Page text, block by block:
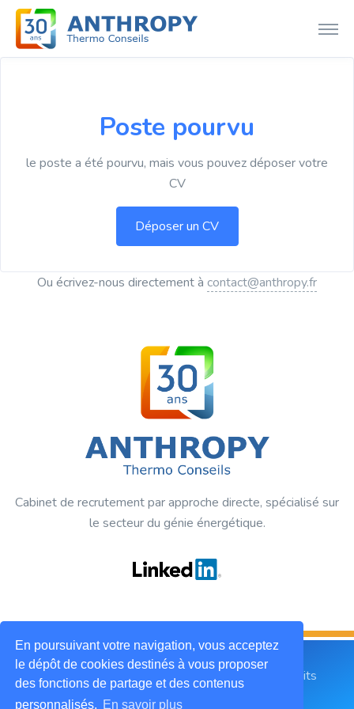
En poursuivant votre navigation, vous acceptez
le dépôt de cookies destinés à vous proposer
des fonctions de partage et des contenus
personnalisés. En savoir plus
Poste pourvu
le poste a été pourvu, mais vous pouvez déposer votre
CV
Ou écrivez-nous directement à contact@anthropy.fr
Cabinet de recrutement par approche directe, spécialisé sur
le secteur du génie énergétique.
2019 © ANTHROPY Thermo Conseils. Tous droits
réservés.